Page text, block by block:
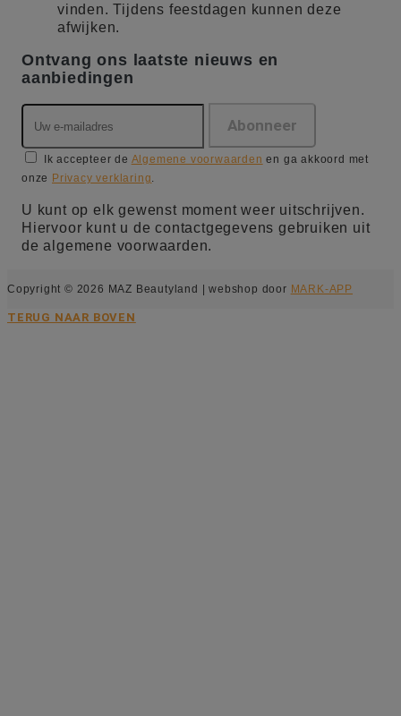
vinden. Tijdens feestdagen kunnen deze
afwijken.
Ontvang ons laatste nieuws en
aanbiedingen
Ik accepteer de Algemene voorwaarden en ga akkoord met
onze Privacy verklaring.
U kunt op elk gewenst moment weer uitschrijven.
Hiervoor kunt u de contactgegevens gebruiken uit
de algemene voorwaarden.
Copyright © 2026 MAZ Beautyland | webshop door MARK-APP
TERUG NAAR BOVEN